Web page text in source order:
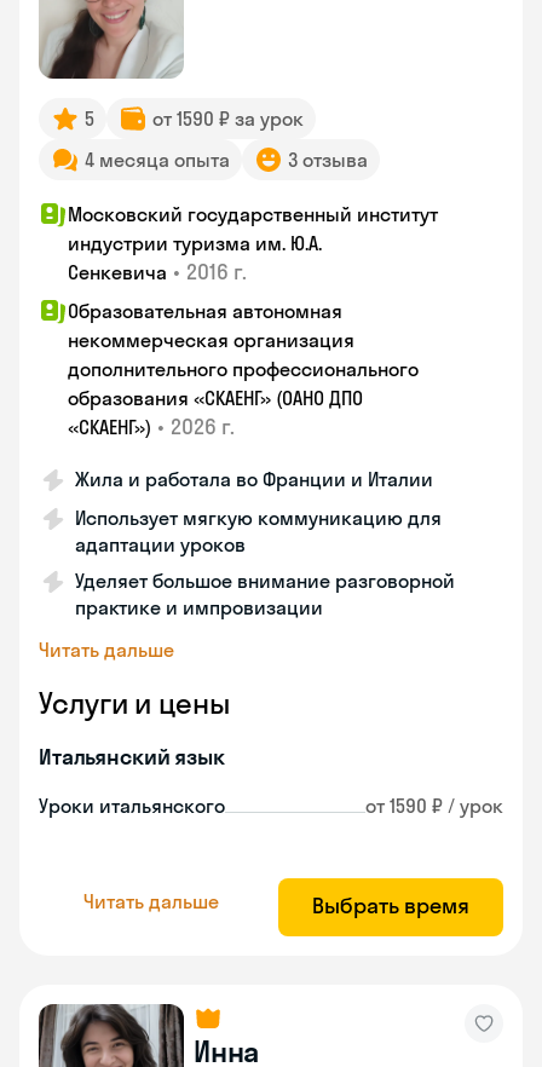
5
от 1590 ₽ за урок
4 месяца опыта
3 отзыва
Московский государственный институт
индустрии туризма им. Ю.А.
Сенкевича • 2016 г.
Образовательная автономная
некоммерческая организация
дополнительного профессионального
образования «СКАЕНГ» (ОАНО ДПО
«СКАЕНГ») • 2026 г.
Жила и работала во Франции и Италии
Использует мягкую коммуникацию для
адаптации уроков
Уделяет большое внимание разговорной
практике и импровизации
Читать дальше
Услуги и цены
Итальянский язык
Уроки итальянского от 1590 ₽ / урок
Читать дальше Выбрать время
Инна